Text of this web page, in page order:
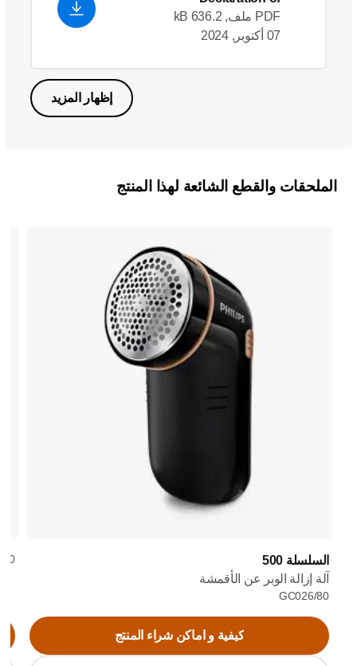
Conformity_en_GB
PDF ملف, 636.2 kB
07 أكتوبر, 2024
إظهار المزيد
الملحقات والقطع الشائعة لهذا المنتج
السلسلة 500
آلة إزالة الوبر عن الأقمشة
GC026/80
كيفية و اماكن شراء المنتج
30